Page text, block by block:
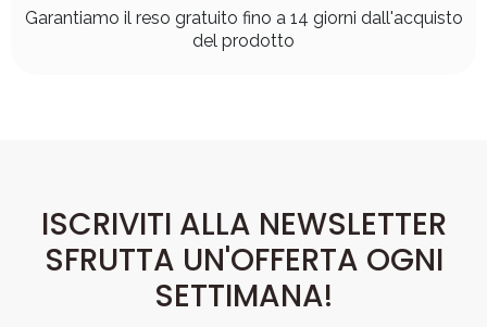
Garantiamo il reso gratuito fino a 14 giorni dall'acquisto
del prodotto
ISCRIVITI ALLA NEWSLETTER
SFRUTTA UN'OFFERTA OGNI
SETTIMANA!